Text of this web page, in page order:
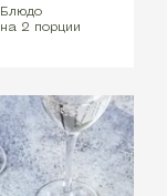
Блюдо
на 2 порции